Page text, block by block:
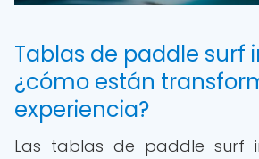
Tablas de paddle surf
¿cómo están
experiencia?
Las tablas de paddle surf